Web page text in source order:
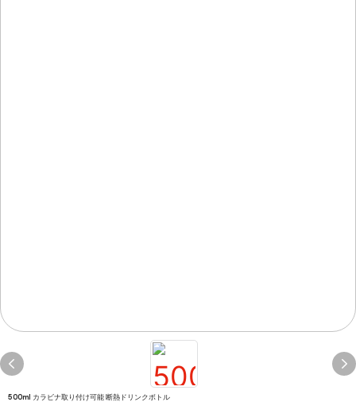
500ml カラビナ取り付け可能 断熱ドリンクボトル